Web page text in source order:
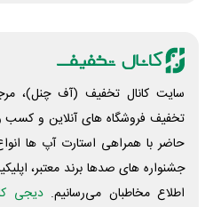
سایت کانال تخفیف (آف چنل)،
تخفیف فروشگاه های آنلاین و کسب
حاضر با همراهی استارت آپ ها
جشنواره های صدها برند معتبر،
اطلاع مخاطبان می‌رسانیم. دیجی